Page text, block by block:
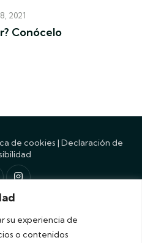
su experiencia de
o contenidos
2021
Conócelo
de cookies | Declaración de